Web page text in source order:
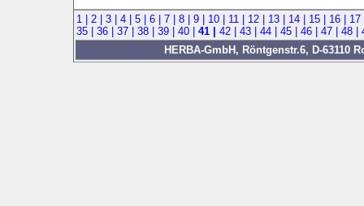
1 | 2 | 3 | 4 | 5 | 6 | 7 | 8 | 9 | 10 | 11 | 12 | 13 | 14 | 15 | 16 |
35 | 36 | 37 | 38 | 39 | 40 | 41 | 42 | 43 | 44 | 45 | 46 | 47 | 48 |
HERBA-GmbH, Röntgenstr.6, D-63110